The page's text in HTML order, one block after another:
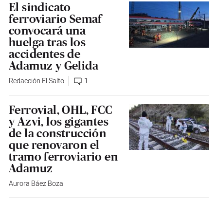
El sindicato
ferroviario Semaf
convocará una
huelga tras los
accidentes de
Adamuz y Gelida
Redacción El Salto 1
Ferrovial, OHL, FCC
y Azvi, los gigantes
de la construcción
que renovaron el
tramo ferroviario en
Adamuz
Aurora Báez Boza